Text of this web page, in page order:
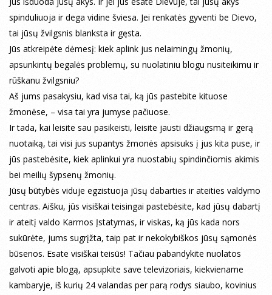
spinduliuoja ir dega vidine šviesa. Jei renkatės gyventi be Dievo,
tai jūsų žvilgsnis blanksta ir gęsta.
Jūs atkreipėte dėmesį: kiek aplink jus nelaimingų žmonių,
apsunkintų begalės problemų, su nuolatiniu blogu nusiteikimu ir
rūškanu žvilgsniu?
Aš jums pasakysiu, kad visa tai, ką jūs pastebite kituose
žmonėse, – visa tai yra jumyse pačiuose.
Ir tada, kai leisite sau pasikeisti, leisite jausti džiaugsmą ir gerą
nuotaiką, tai visi jus supantys žmonės apsisuks į jus kita puse, ir
jūs pastebėsite, kiek aplinkui yra nuostabių spindinčiomis akimis
bei meilių šypsenų žmonių.
Jūsų būtybės viduje egzistuoja jūsų dabarties ir ateities valdymo
centras. Aišku, jūs visiškai teisingai pastebėsite, kad jūsų dabartį
ir ateitį valdo Karmos Įstatymas, ir viskas, ką jūs kada nors
sukūrėte, jums sugrįžta, taip pat ir nekokybiškos jūsų sąmonės
būsenos. Esate visiškai teisūs! Tačiau pabandykite nuolatos
galvoti apie blogą, apsupkite save televizoriais, kiekviename
kambaryje, iš kurių 24 valandas per parą rodys siaubo, kovinius